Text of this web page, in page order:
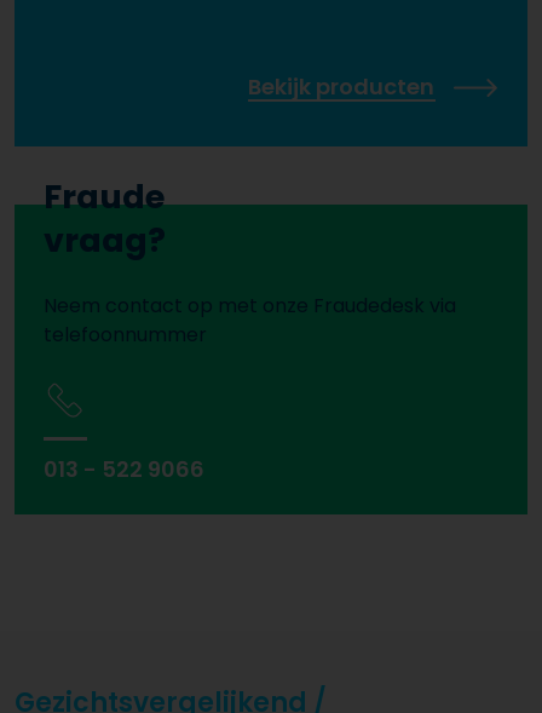
Bekijk producten
Fraude
vraag?
Neem contact op met onze Fraudedesk via
telefoonnummer
013 - 522 9066
Gezichtsvergelijkend /